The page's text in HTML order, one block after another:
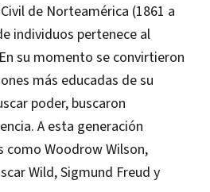
de Norteamérica (1861 a
individuos pertenece al
su momento se convirtieron
más educadas de su
poder, buscaron
A esta generación
como Woodrow Wilson,
Wild, Sigmund Freud y